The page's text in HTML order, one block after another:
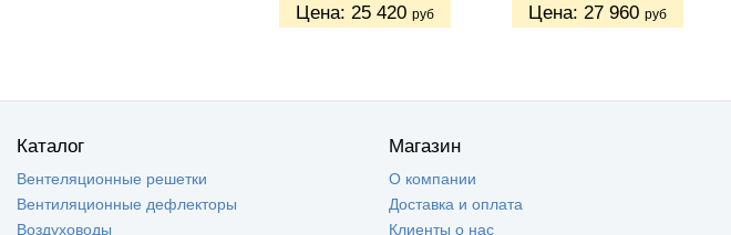
Цена: 25 420 руб Цена: 27 960 руб
Каталог
Вентеляционные решетки
Вентиляционные дефлекторы
Воздуховоды
Магазин
О компании
Доставка и оплата
Клиенты о нас